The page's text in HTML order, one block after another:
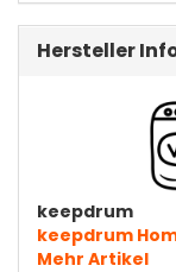
Hersteller
keepdrum
keepdrum
Mehr Artikel